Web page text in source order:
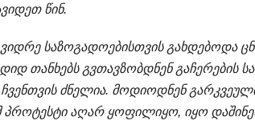
წინ.
საზოგადოებისთვის გახდებოდა
თანხებს გვთავზობდნენ გაჩერების
ჩვენთვის ძნელია. მოდიოდნენ
პროტესტი აღარ ყოფილიყო, იყო